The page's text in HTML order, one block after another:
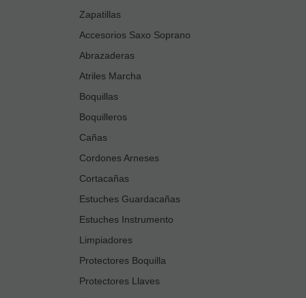
Zapatillas
Accesorios Saxo Soprano
Abrazaderas
Atriles Marcha
Boquillas
Boquilleros
Cañas
Cordones Arneses
Cortacañas
Estuches Guardacañas
Estuches Instrumento
Limpiadores
Protectores Boquilla
Protectores Llaves